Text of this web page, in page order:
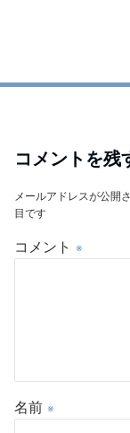
コメントを残
メールアドレスが公開
目です
コメント ※
名前 ※